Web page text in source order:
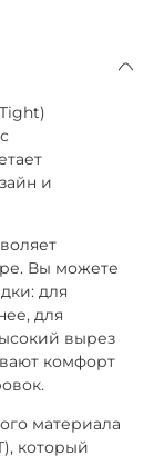
и
Вы можете
для
для
вырез
комфорт
материала
который